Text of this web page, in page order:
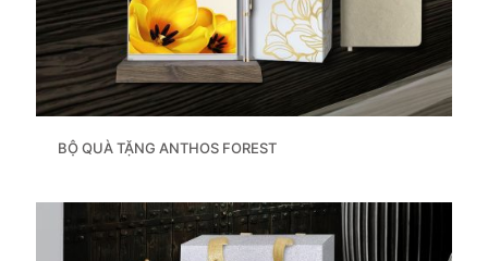
BỘ QUÀ TẶNG ANTHOS FOREST